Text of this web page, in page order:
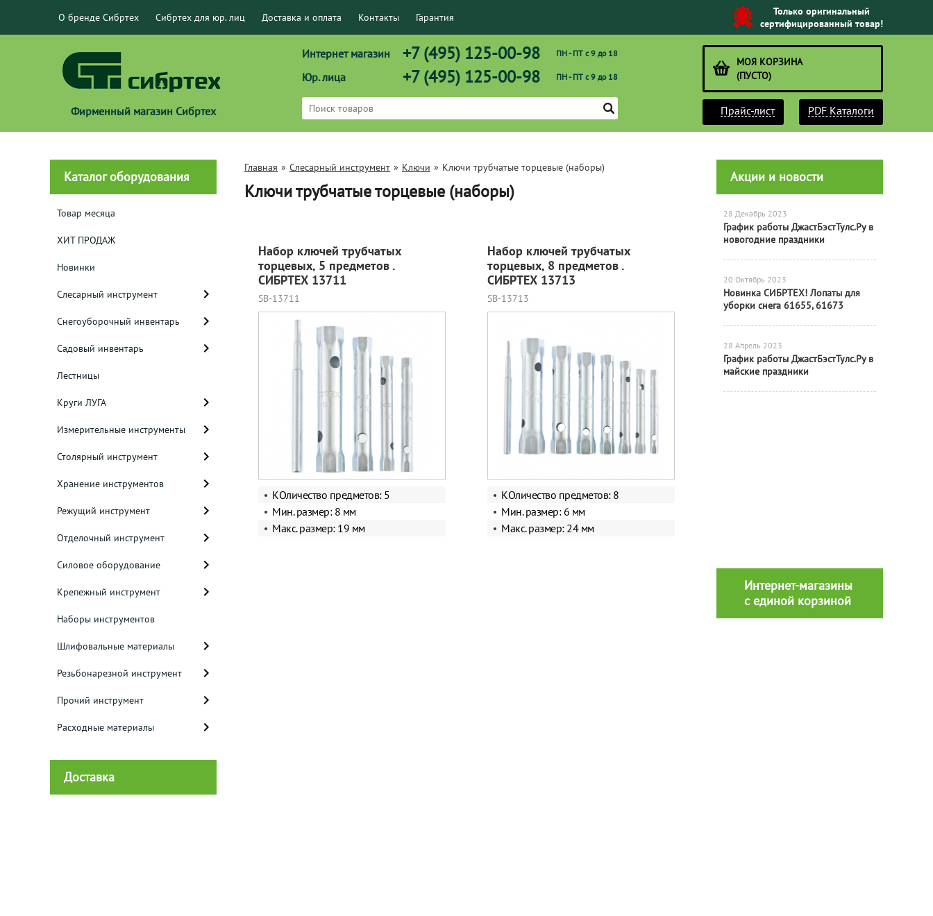
О бренде Сибртех Сибртех для юр. лиц Доставка и оплата Контакты Гарантия
Только оригинальный
сертифицированный товар!
Фирменный магазин Сибртех
Интернет магазин +7 (495) 125-00-98 ПН - ПТ с 9 до 18
Юр. лица +7 (495) 125-00-98 ПН - ПТ с 9 до 18
МОЯ КОРЗИНА
(ПУСТО)
Прайс-лист PDF Каталоги
Каталог оборудования
Товар месяца
ХИТ ПРОДАЖ
Новинки
Слесарный инструмент
Снегоуборочный инвентарь
Садовый инвентарь
Лестницы
Круги ЛУГА
Измерительные инструменты
Столярный инструмент
Хранение инструментов
Режущий инструмент
Отделочный инструмент
Силовое оборудование
Крепежный инструмент
Наборы инструментов
Шлифовальные материалы
Резьбонарезной инструмент
Прочий инструмент
Расходные материалы
Доставка
Главная » Слесарный инструмент » Ключи » Ключи трубчатые торцевые (наборы)
Ключи трубчатые торцевые (наборы)
Набор ключей трубчатых
торцевых, 5 предметов .
СИБРТЕХ 13711
SB-13711
КОличество предметов: 5
Мин. размер: 8 мм
Макс. размер: 19 мм
Набор ключей трубчатых
торцевых, 8 предметов .
СИБРТЕХ 13713
SB-13713
КОличество предметов: 8
Мин. размер: 6 мм
Макс. размер: 24 мм
Акции и новости
28 Декабрь 2023
График работы ДжастБэстТулс.Ру в
новогодние праздники
20 Октябрь 2023
Новинка СИБРТЕХ! Лопаты для
уборки снега 61655, 61673
28 Апрель 2023
График работы ДжастБэстТулс.Ру в
майские праздники
Интернет-магазины
с единой корзиной